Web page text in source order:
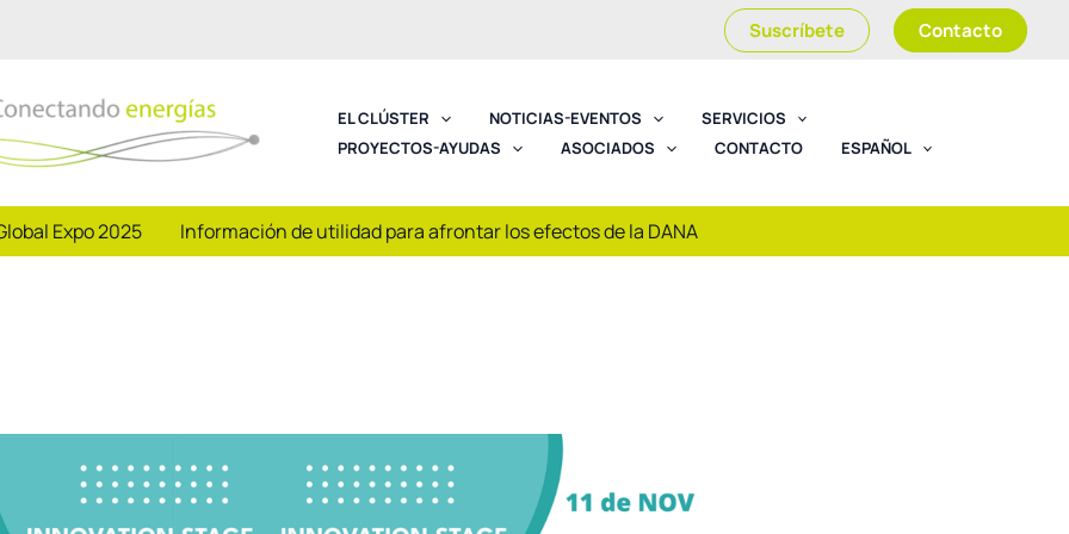
Suscríbete Contacto
EL CLÚSTER NOTICIAS-EVENTOS
SERVICIOS
PROYECTOS-AYUDAS
ASOCIADOS CONTACTO ESPAÑOL
Expo 2025 Información de utilidad para afrontar los efectos de la DANA